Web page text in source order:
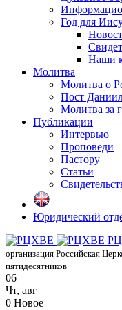
Год для
Наши
Молитва
Молитва о
Пост
Молитва за
Публикации
Интервью
Проповеди
Пастору
Статьи
Юридический
организация Российская
пятидесятников
06
Чт, авг
0 Новое